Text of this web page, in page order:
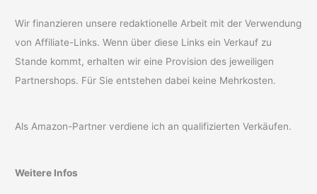
Wir finanzieren unsere redaktionelle Arbeit mit der Verwendung
von Affiliate-Links. Wenn über diese Links ein Verkauf zu
Stande kommt, erhalten wir eine Provision des jeweiligen
Partnershops. Für Sie entstehen dabei keine Mehrkosten.
Als Amazon-Partner verdiene ich an qualifizierten Verkäufen.
Weitere Infos